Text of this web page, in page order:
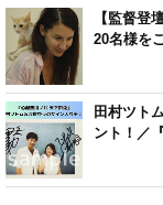
【監督登
20名様を
田村ツト
ント！／